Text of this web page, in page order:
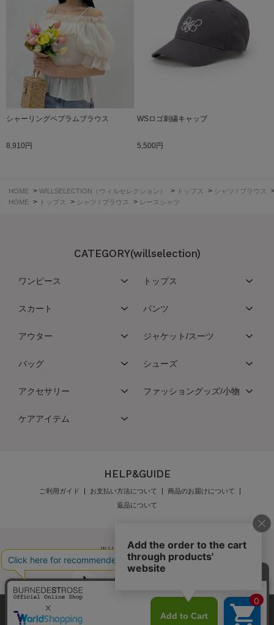
シャーリングペプラムブラウス
8,910円
WSロゴ刺繍キャップ
5,500円
HOME > WILLSELECTION（ウィルセレクション） > トップス > シャツ / ブラウス
HOME > トップス > シャツ / ブラウス > レースシャツ
CATEGORY(willselection)
ワンピース トップス
スカート パンツ
アウター ジャケット/スーツ
バッグ シューズ
アクセサリー ファッショングッズ/小物
ケアアイテム
HELP&GUIDE
ご利用ガイド お支払い方法について
商品のお届けについて
返品について
メンバーズ規約
弊社はCookieを利用し、Webの利便性向上に努め